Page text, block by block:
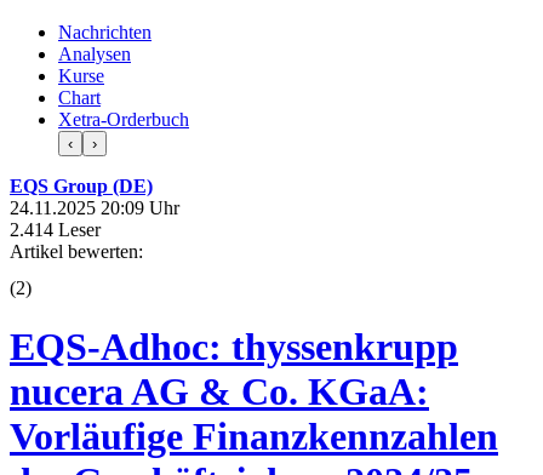
Nachrichten
Analysen
Kurse
Chart
Xetra-Orderbuch
‹ ›
EQS Group (DE)
24.11.2025 20:09 Uhr
2.414 Leser
Artikel bewerten:
(2)
EQS-Adhoc: thyssenkrupp
nucera AG & Co. KGaA:
Vorläufige Finanzkennzahlen